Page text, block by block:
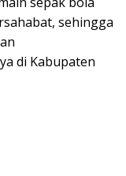
sehingga
di Kabupaten